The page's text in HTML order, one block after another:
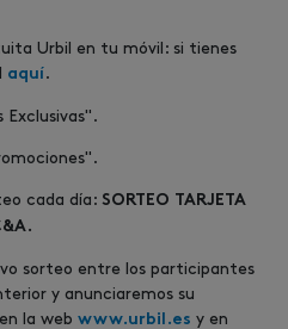
Urbil en tu móvil: si tienes
aquí .
Exclusivas".
cada día: SORTEO TARJETA
sorteo entre los participantes
y anunciaremos su
la web www.urbil.es y en